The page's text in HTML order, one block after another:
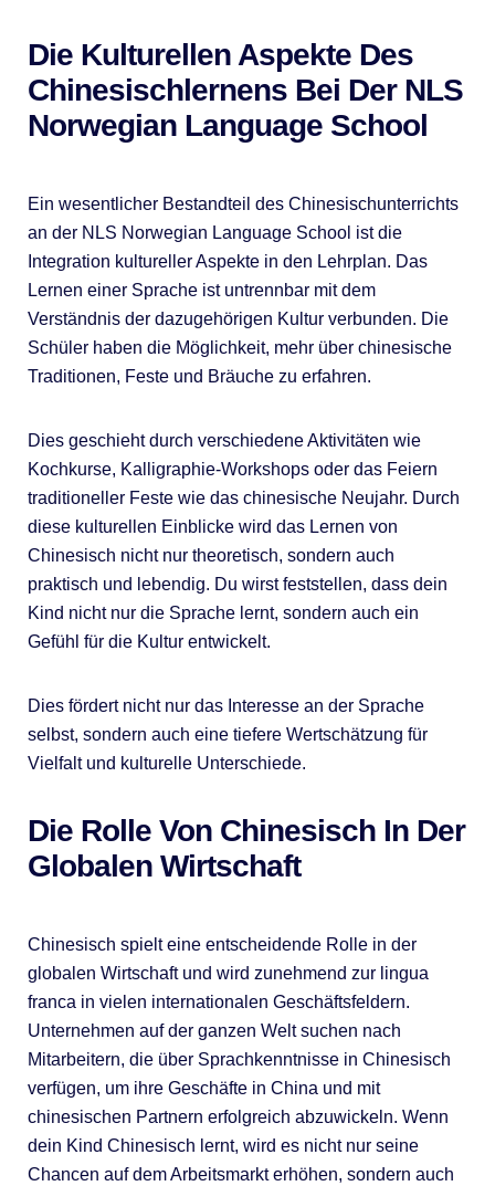
Die Kulturellen Aspekte Des
Chinesischlernens Bei Der NLS
Norwegian Language School
Ein wesentlicher Bestandteil des Chinesischunterrichts
an der NLS Norwegian Language School ist die
Integration kultureller Aspekte in den Lehrplan. Das
Lernen einer Sprache ist untrennbar mit dem
Verständnis der dazugehörigen Kultur verbunden. Die
Schüler haben die Möglichkeit, mehr über chinesische
Traditionen, Feste und Bräuche zu erfahren.
Dies geschieht durch verschiedene Aktivitäten wie
Kochkurse, Kalligraphie-Workshops oder das Feiern
traditioneller Feste wie das chinesische Neujahr. Durch
diese kulturellen Einblicke wird das Lernen von
Chinesisch nicht nur theoretisch, sondern auch
praktisch und lebendig. Du wirst feststellen, dass dein
Kind nicht nur die Sprache lernt, sondern auch ein
Gefühl für die Kultur entwickelt.
Dies fördert nicht nur das Interesse an der Sprache
selbst, sondern auch eine tiefere Wertschätzung für
Vielfalt und kulturelle Unterschiede.
Die Rolle Von Chinesisch In Der
Globalen Wirtschaft
Chinesisch spielt eine entscheidende Rolle in der
globalen Wirtschaft und wird zunehmend zur lingua
franca in vielen internationalen Geschäftsfeldern.
Unternehmen auf der ganzen Welt suchen nach
Mitarbeitern, die über Sprachkenntnisse in Chinesisch
verfügen, um ihre Geschäfte in China und mit
chinesischen Partnern erfolgreich abzuwickeln. Wenn
dein Kind Chinesisch lernt, wird es nicht nur seine
Chancen auf dem Arbeitsmarkt erhöhen, sondern auch